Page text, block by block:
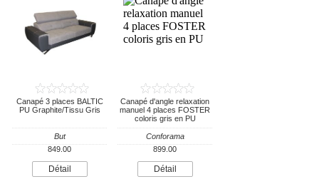
Canapé 3 places BALTIC
PU Graphite/Tissu Gris
But
849.00
Détail
Canapé d'angle relaxation
manuel 4 places FOSTER
coloris gris en PU
Conforama
899.00
Détail